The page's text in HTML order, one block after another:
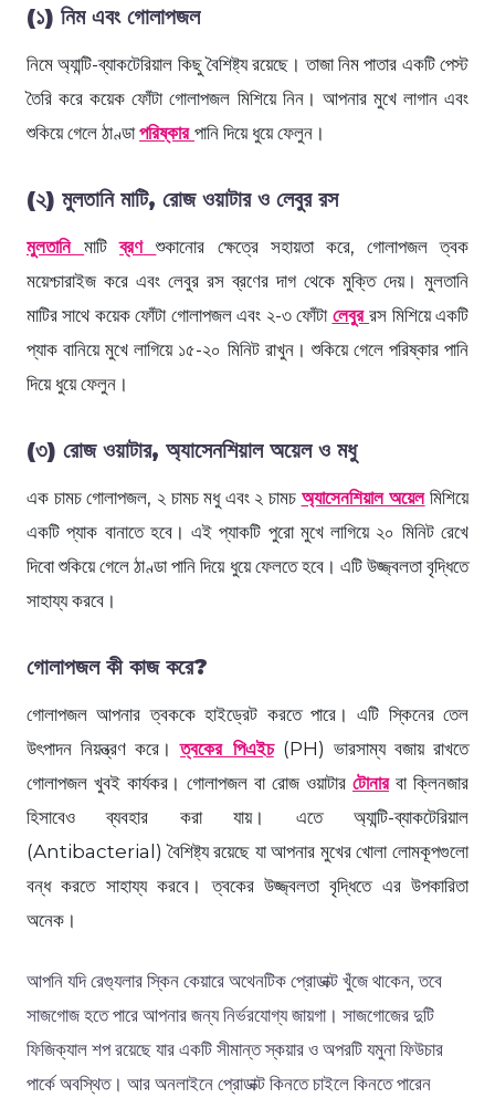
(১) নিম এবং গোলাপজল
নিমে অ্যান্টি-ব্যাকটেরিয়াল কিছু বৈশিষ্ট্য রয়েছে। তাজা নিম পাতার একটি পেস্ট
তৈরি করে কয়েক ফোঁটা গোলাপজল মিশিয়ে নিন। আপনার মুখে লাগান এবং
শুকিয়ে গেলে ঠাণ্ডাপরিষ্কার পানি দিয়ে ধুয়ে ফেলুন।
(২) মুলতানি মাটি, রোজ ওয়াটার ও লেবুর রস
মুলতানি মাটিব্রণ
শুকানোর ক্ষেত্রে সহায়তা করে, গোলাপজল ত্বক
ময়েশ্চারাইজ করে এবং লেবুর রস ব্রণের দাগ থেকে মুক্তি দেয়। মুলতানি
মাটির সাথে কয়েক ফোঁটা গোলাপজল এবং ২-৩ ফোঁটা লেবুর রস মিশিয়ে একটি
প্যাক বানিয়ে মুখে লাগিয়ে ১৫-২০ মিনিট রাখুন। শুকিয়ে গেলে পরিষ্কার পানি
দিয়ে ধুয়ে ফেলুন।
(৩) রোজ ওয়াটার, অ্যাসেনশিয়াল অয়েল ও মধু
এক চামচ গোলাপজল, ২ চামচ মধু এবং ২ চামচ অ্যাসেনশিয়াল অয়েলমিশিয়ে
একটি প্যাক বানাতে হবে। এই প্যাকটি পুরো মুখে লাগিয়ে ২০ মিনিট রেখে
দিবো শুকিয়ে গেলে ঠাণ্ডা পানি দিয়ে ধুয়ে ফেলতে হবে। এটি উজ্জ্বলতা বৃদ্ধিতে
সাহায্য করবে।
গোলাপজল কী কাজ করে?
গোলাপজল আপনার ত্বককে হাইড্রেট করতে পারে। এটি স্কিনের তেল
উৎপাদন নিয়ন্ত্রণ করে।ত্বকের পিএইচ(PH) ভারসাম্য বজায় রাখতে
গোলাপজল খুবই কার্যকর। গোলাপজল বা রোজ ওয়াটার টোনারবা ক্লিনজার
হিসাবেও ব্যবহার করা যায়। এতে অ্যান্টি-ব্যাকটেরিয়াল
(Antibacterial) বৈশিষ্ট্য রয়েছে যা আপনার মুখের খোলা লোমকূপগুলো
বন্ধ করতে সাহায্য করবে। ত্বকের উজ্জ্বলতা বৃদ্ধিতে এর উপকারিতা
অনেক।
আপনি যদি রেগ্যুলার স্কিন কেয়ারে অথেনটিক প্রোডাক্ট খুঁজে থাকেন, তবে
সাজগোজ হতে পারে আপনার জন্য নির্ভরযোগ্য জায়গা। সাজগোজের দুটি
ফিজিক্যাল শপ রয়েছে যার একটি সীমান্ত স্কয়ার ও অপরটি যমুনা ফিউচার
পার্কে অবস্থিত। আর অনলাইনে প্রোডাক্ট কিনতে চাইলে কিনতে পারেন